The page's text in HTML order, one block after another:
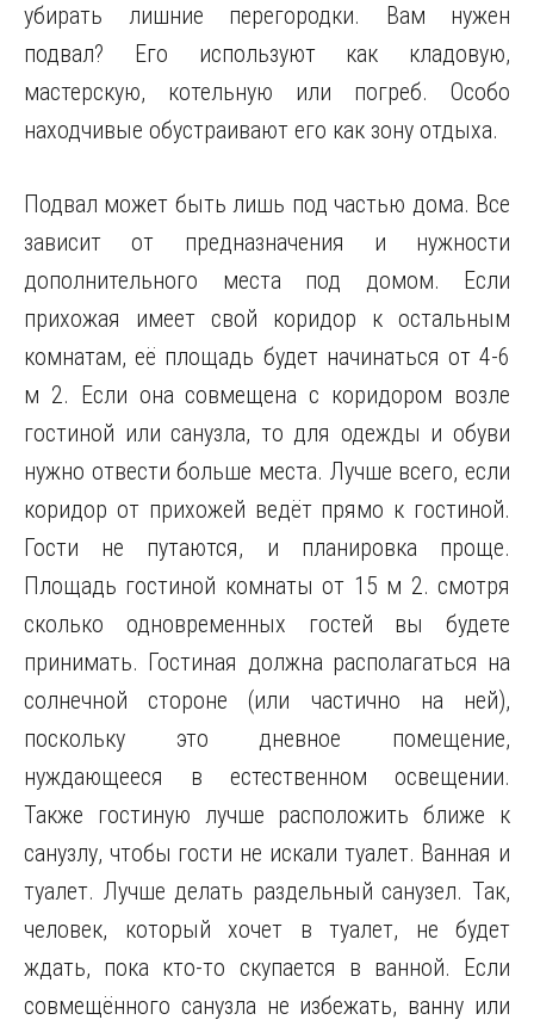
убирать лишние перегородки. Вам нужен
подвал? Его используют как кладовую,
мастерскую, котельную или погреб. Особо
находчивые обустраивают его как зону отдыха.
Подвал может быть лишь под частью дома. Все
зависит от предназначения и нужности
дополнительного места под домом. Если
прихожая имеет свой коридор к остальным
комнатам, её площадь будет начинаться от 4-6
м 2. Если она совмещена с коридором возле
гостиной или санузла, то для одежды и обуви
нужно отвести больше места. Лучше всего, если
коридор от прихожей ведёт прямо к гостиной.
Гости не путаются, и планировка проще.
Площадь гостиной комнаты от 15 м 2. смотря
сколько одновременных гостей вы будете
принимать. Гостиная должна располагаться на
солнечной стороне (или частично на ней),
поскольку это дневное помещение,
нуждающееся в естественном освещении.
Также гостиную лучше расположить ближе к
санузлу, чтобы гости не искали туалет. Ванная и
туалет. Лучше делать раздельный санузел. Так,
человек, который хочет в туалет, не будет
ждать, пока кто-то скупается в ванной. Если
совмещённого санузла не избежать, ванну или